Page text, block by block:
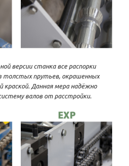
версии станка все распорки
толстых прутьев, окрашенных
краской. Данная мера надёжно
валов от расстройки.